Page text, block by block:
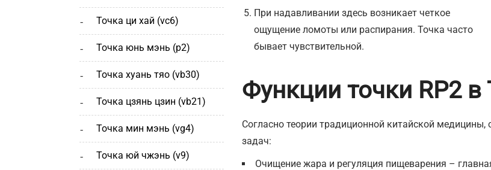
точка ци хай (vc6)
точка юнь мэнь (р2)
точка хуань тяо (vb30)
точка цзянь цзин (vb21)
точка мин мэнь (vg4)
точка юй чжэнь (v9)
При надавливании здесь возникает четкое
ощущение ломоты или распирания. Точка часто
бывает чувствительной.
Функции точки RP2
Согласно теории традиционной китайской
задач:
Очищение жара и регуляция пищеварения –